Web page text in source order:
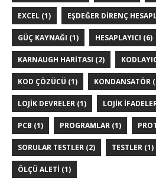
EXCEL (1) EŞDEĞER DIRENÇ
GÜÇ KAYNAĞI (1) HESAPLAYICI (6)
KARNAUGH HARITASI (2)
KOD ÇÖZÜCÜ (1) KONDANSATÖR
LOJIK DEVRELER (1) LOJIK
PCB (1) PROGRAMLAR (1)
SORULAR TESTLER (2) TESTLER (1)
ÖLÇÜ ALETI (1)